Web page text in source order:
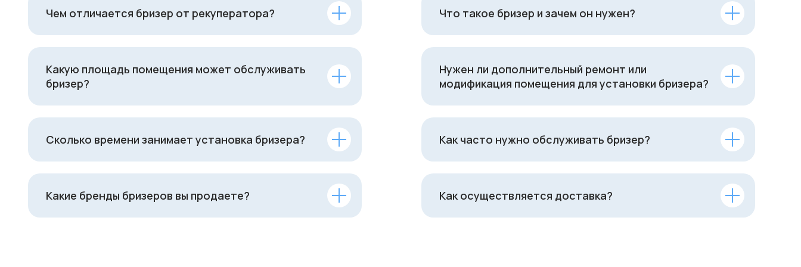
Чем отличается бризер от рекуператора? Что такое бризер и зачем он нужен?
Какую площадь помещения может обслуживать
бризер?
Нужен ли дополнительный ремонт или
модификация помещения для установки бризера?
Сколько времени занимает установка бризера? Как часто нужно обслуживать бризер?
Какие бренды бризеров вы продаете? Как осуществляется доставка?